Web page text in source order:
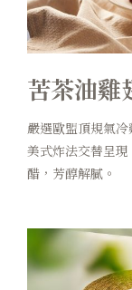
苦茶油雞
嚴選歐盟頂規氣
美式炸法交替呈
醋，芳醇解膩。